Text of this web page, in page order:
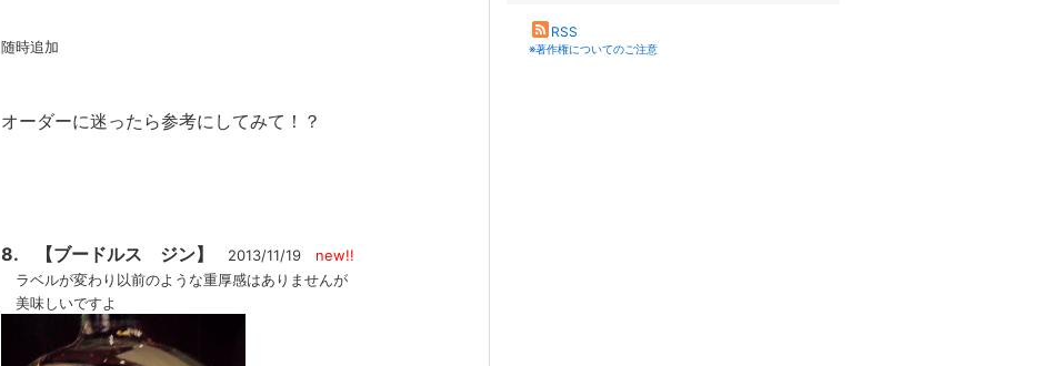
随時追加
オーダーに迷ったら参考にしてみて！？
8. 【ブードルス ジン】 2013/11/19 new!!
ラベルが変わり以前のような重厚感はありませんが
美味しいですよ
RSS
※著作権についてのご注意